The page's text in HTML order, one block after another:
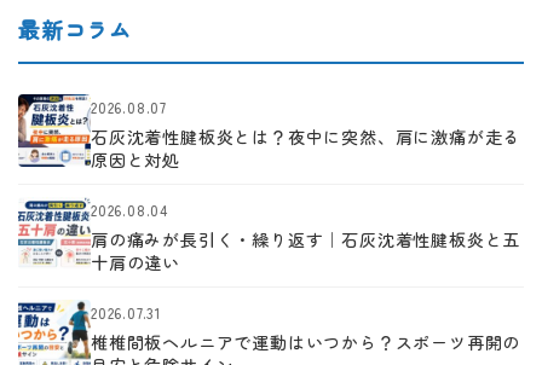
最新コラム
2026.08.07
石灰沈着性腱板炎とは？夜中に突然、肩に激痛が走る
原因と対処
2026.08.04
肩の痛みが長引く・繰り返す｜石灰沈着性腱板炎と五
十肩の違い
2026.07.31
椎椎間板ヘルニアで運動はいつから？スポーツ再開の